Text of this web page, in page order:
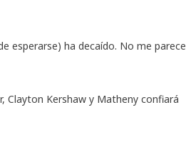
esperarse) ha decaído. No me parece
Clayton Kershaw y Matheny confiará